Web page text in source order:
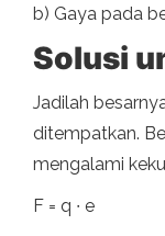
b) Gaya pada
Solusi
Jadilah
ditempatkan.
mengalami
F = q ∙ e